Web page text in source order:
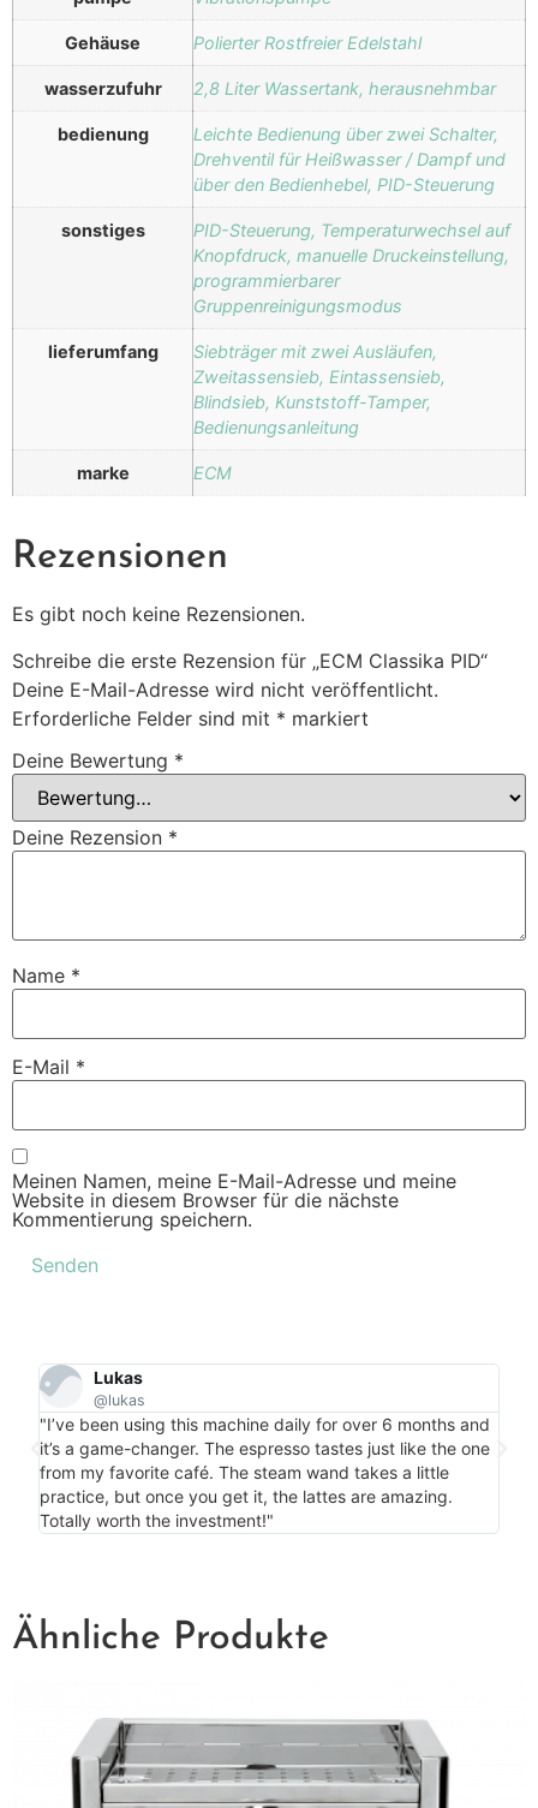
Gehäuse Polierter Rostfreier Edelstahl
wasserzufuhr 2,8 Liter Wassertank, herausnehmbar
bedienung
Leichte Bedienung über zwei Schalter,
Drehventil für Heißwasser / Dampf und
über den Bedienhebel, PID-Steuerung
sonstiges
PID-Steuerung, Temperaturwechsel auf
Knopfdruck, manuelle Druckeinstellung,
programmierbarer
Gruppenreinigungsmodus
lieferumfang
Siebträger mit zwei Ausläufen,
Zweitassensieb, Eintassensieb,
Blindsieb, Kunststoff-Tamper,
Bedienungsanleitung
marke ECM
Rezensionen
Es gibt noch keine Rezensionen.
Schreibe die erste Rezension für „ECM Classika PID“
Deine E-Mail-Adresse wird nicht veröffentlicht.
Erforderliche Felder sind mit * markiert
Deine Bewertung *
Deine Rezension *
Name *
E-Mail *
Meinen Namen, meine E-Mail-Adresse und meine
Website in diesem Browser für die nächste
Kommentierung speichern.
Lukas
@lukas
"I’ve been using this machine daily for over 6 months and
it’s a game-changer. The espresso tastes just like the one
from my favorite café. The steam wand takes a little
practice, but once you get it, the lattes are amazing.
Totally worth the investment!"
Ähnliche Produkte